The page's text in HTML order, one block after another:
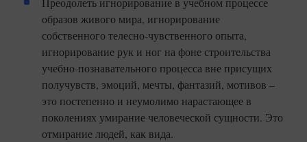
образов живого мира, игнорирование
собственного телесно-чувственного опыта,
игнорирование рук и ног на фоне строительства
учебно-познавательного процесса вне присущих
получувств, эмоций, мечты, фантазий, мотивов –
это постепенно и неумолимо нарастающее в
поколениях умирание человеческой сущности. Это
отмирание людей, как вида.